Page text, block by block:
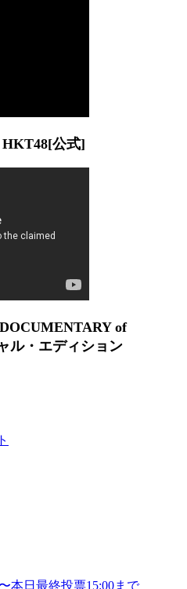
HKT48[公式]
of
ル・エディション
本日最終投票15:00まで